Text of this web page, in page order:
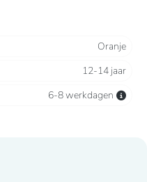
gebruik.
Gevoerde capuchon.
aan mouwuiteinden en
Oranje
12-14 jaar
6-8 werkdagen